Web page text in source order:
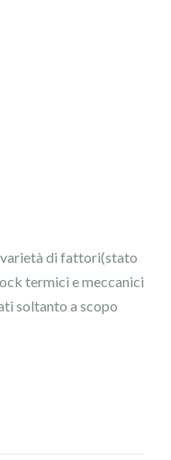
varietà di fattori(stato
termici e meccanici
soltanto a scopo